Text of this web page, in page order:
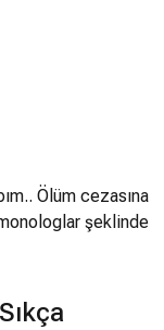
Ölüm cezasına
şeklinde